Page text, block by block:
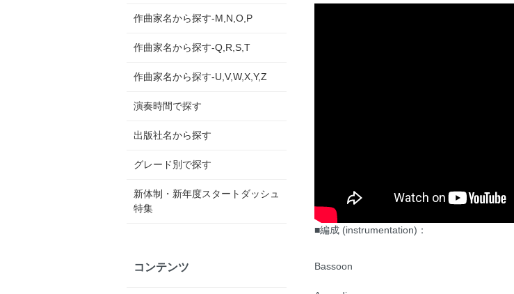
■編成 (instrumentation)：
Bassoon
作曲家名から探す-M,N,O,P
作曲家名から探す-Q,R,S,T
作曲家名から探す-U,V,W,X,Y,Z
演奏時間で探す
出版社名から探す
グレード別で探す
新体制・新年度スタートダッシュ
特集
コンテンツ